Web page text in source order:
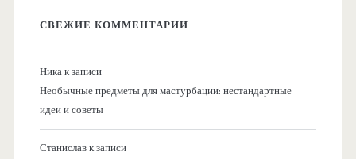
СВЕЖИЕ КОММЕНТАРИИ
Никак записи
Необычные предметы для мастурбации: нестандартные
идеи и советы
Станиславк записи